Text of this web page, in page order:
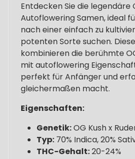
Entdecken Sie die legendäre
Autoflowering Samen, ideal
nach einer einfach zu
potenten Sorte suchen.
kombinieren die berühmte
mit autoflowering
perfekt für Anfänger und
gleichermaßen macht.
Eigenschaften:
Genetik:OG Kush x
Typ: 70% Indica, 20%
THC-Gehalt:20-24%